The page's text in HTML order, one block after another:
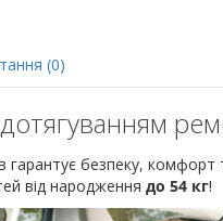
(0)
безпеку, комфорт
від народження до 54 кг!